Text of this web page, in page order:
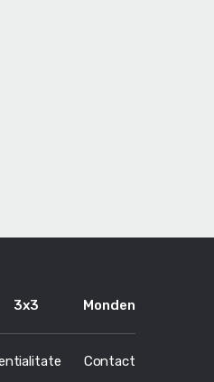
3x3 Monden
Contact